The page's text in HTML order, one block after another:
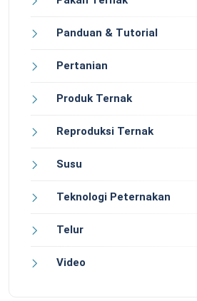
Panduan & Tutorial
Pertanian
Produk Ternak
Reproduksi Ternak
Susu
Teknologi Peternakan
Telur
Video